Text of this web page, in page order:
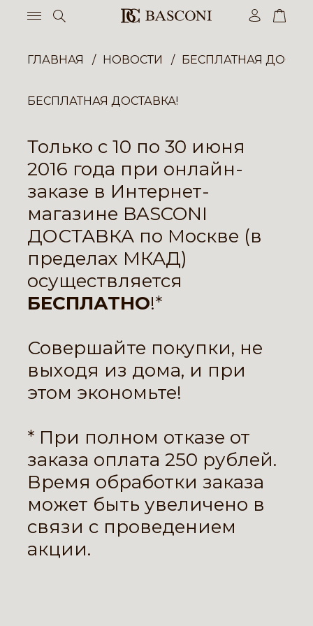
ГЛАВНАЯ НОВОСТИ БЕСПЛАТНАЯ
БЕСПЛАТНАЯ ДОСТАВКА!
Только с 10 по 30 июня
2016 года при онлайн-
заказе в Интернет-
магазине BASCONI
ДОСТАВКА по Москве (в
пределах МКАД)
осуществляется
БЕСПЛАТНО!*
Совершайте покупки, не
выходя из дома, и при
этом экономьте!
* При полном отказе от
заказа оплата 250 рублей.
Время обработки заказа
может быть увеличено в
связи с проведением
акции.